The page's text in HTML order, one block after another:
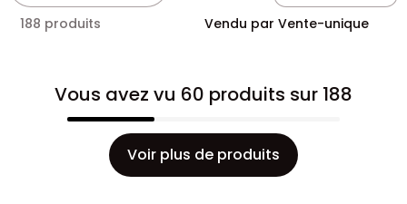
188 produits Vendu par Vente-unique
Vous avez vu 60 produits sur 188
Voir plus de produits